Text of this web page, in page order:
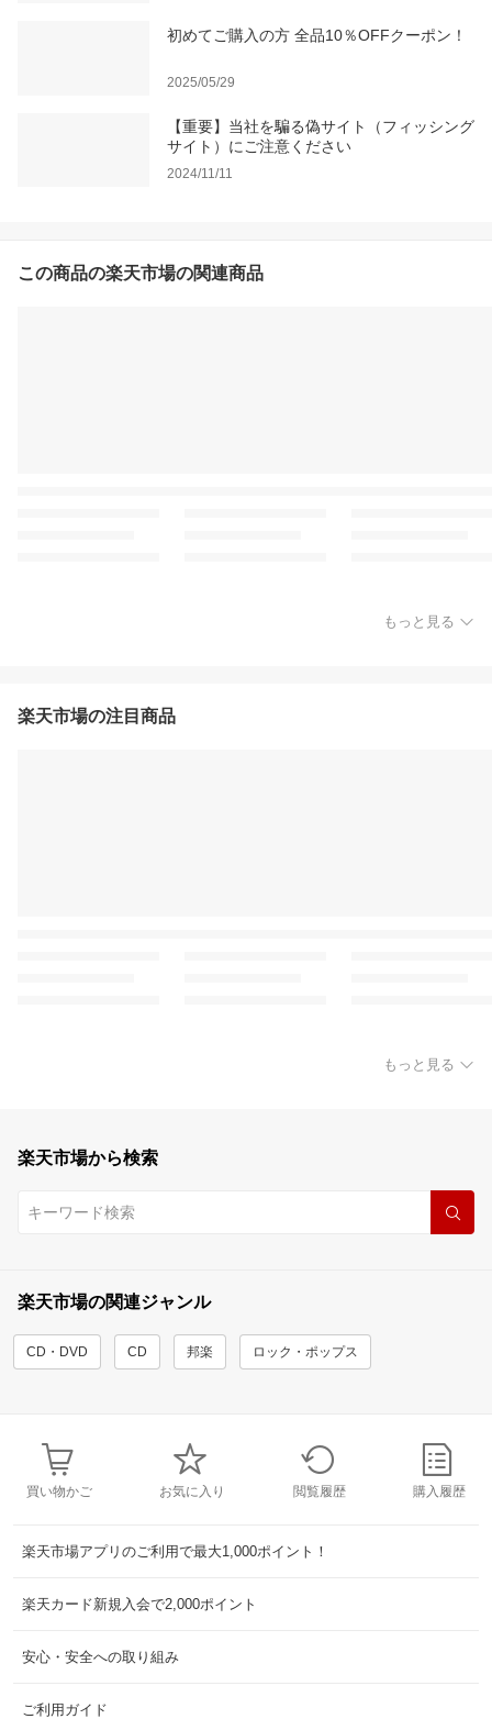
初めてご購入の方 全品10％OFFクーポン！
2025/05/29
【重要】当社を騙る偽サイト（フィッシング
サイト）にご注意ください
2024/11/11
この商品の楽天市場の関連商品
もっと見る
楽天市場の注目商品
もっと見る
楽天市場から検索
楽天市場の関連ジャンル
CD・DVD CD 邦楽 ロック・ポップス
買い物かご お気に入り 閲覧履歴 購入履歴
楽天市場アプリのご利用で最大1,000ポイント！
楽天カード新規入会で2,000ポイント
安心・安全への取り組み
ご利用ガイド